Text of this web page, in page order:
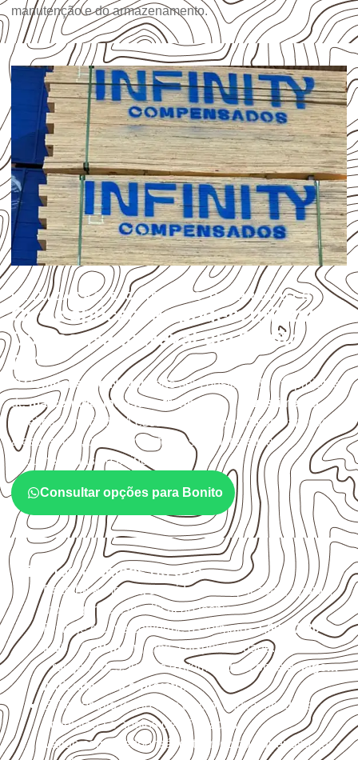
manutenção e do armazenamento.
UTILIZAÇÃO E CUIDADOS DO PRODUTO
Quais aplicações podem utilizar
Compensado Naval em Bonito –
PA?
OCompensado Navalpode ser considerado em projetos
demarcenaria, indústria, transporte e revestimento
sujeitos à umidade. A escolha deve considerar a aplicação,
a espessura, o acabamento e as características
documentadas do painel.
Consultar opções para Bonito
Critérios técnicos de uso
Escolha a medida considerando aplicação, apoios,
montagem e especificação técnica.
Planeje o corte conforme os formatos1,60 × 2,20 m e
1,60 × 2,50 m, sujeitos à disponibilidade.
Proteja cortes, furos e extremidades com aselagem
indicada para o projeto.
Evite contato direto com o solo, chuva, umidade
acumulada e apoios desnivelados.
Valide com o responsável técnico qualquer uso que